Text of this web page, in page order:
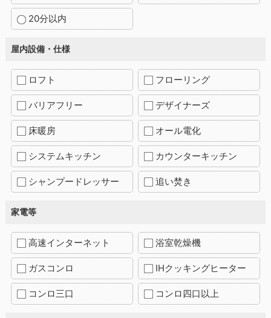
20分以内
屋内設備・仕様
ロフト フローリング
バリアフリー デザイナーズ
床暖房 オール電化
システムキッチン カウンターキッチン
シャンプードレッサー 追い焚き
家電等
高速インターネット 浴室乾燥機
ガスコンロ IHクッキングヒーター
コンロ三口 コンロ四口以上